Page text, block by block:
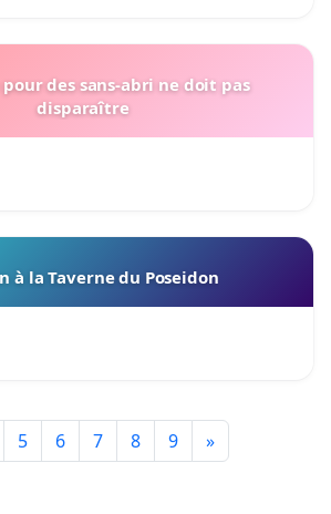
des sans-abri ne doit pas
disparaître
à la Taverne du Poseidon
5 6 7 8 9 »